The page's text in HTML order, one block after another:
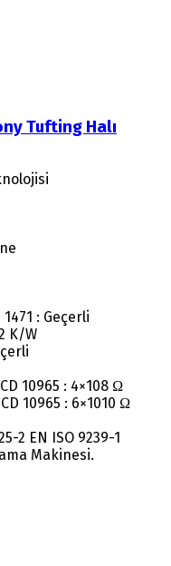
Tufting Halı
: Geçerli
K/W
10965 : 4×108 Ω
10965 : 6×1010 Ω
2 EN ISO 9239-1
Makinesi.